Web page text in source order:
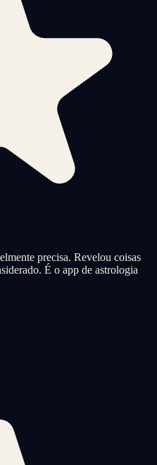
precisa. Revelou coisas
É o app de astrologia